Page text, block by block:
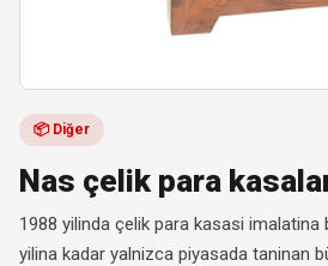
📦 Diğer
Nas çelik para
1988 yilinda çelik para kasasi imalatina
yilina kadar yalnizca piyasada taninan